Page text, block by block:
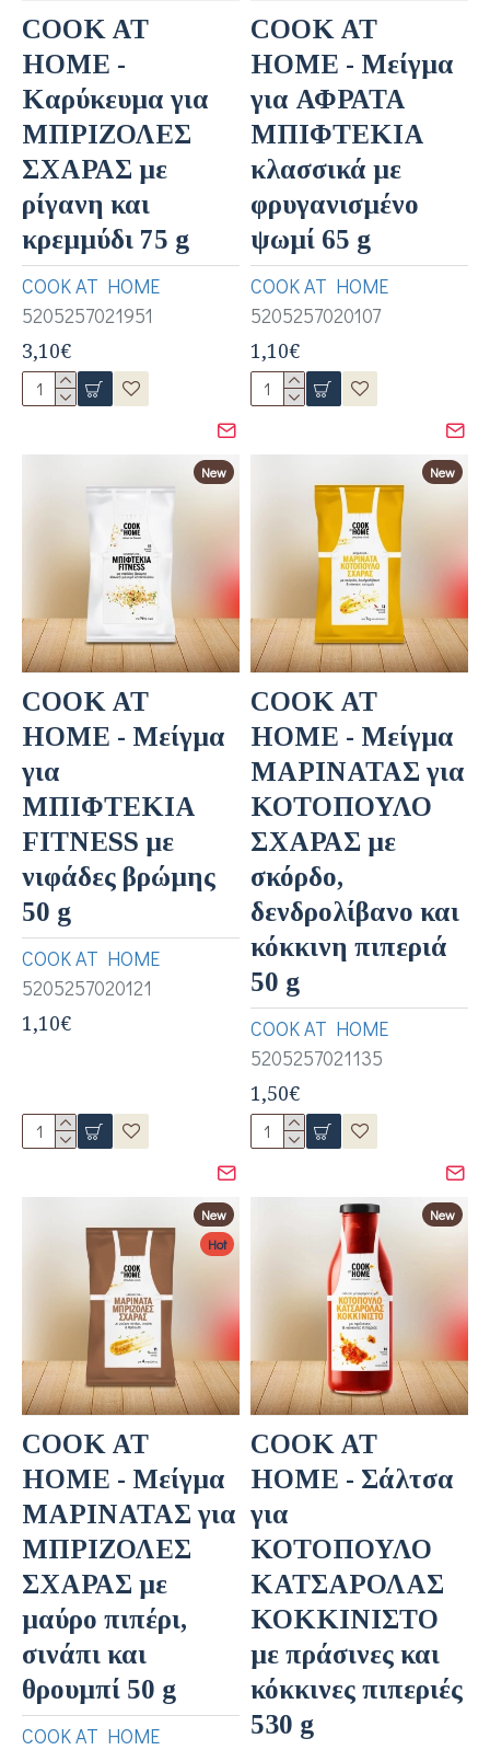
COOK AT HOME
5205257021951
COOK AT
HOME -
Καρύκευμα για
ΜΠΡΙΖΟΛΕΣ
ΣΧΑΡΑΣ με
ρίγανη και
κρεμμύδι 75 g
3,10€
COOK AT HOME
5205257020107
COOK AT
HOME - Μείγμα
για ΑΦΡΑΤΑ
ΜΠΙΦΤΕΚΙΑ
κλασσικά με
φρυγανισμένο
ψωμί 65 g
1,10€
New
COOK AT HOME
5205257020121
COOK AT
HOME - Μείγμα
για
ΜΠΙΦΤΕΚΙΑ
FITNESS με
νιφάδες βρώμης
50 g
1,10€
New
COOK AT HOME
5205257021135
COOK AT
HOME - Μείγμα
ΜΑΡΙΝΑΤΑΣ για
ΚΟΤΟΠΟΥΛΟ
ΣΧΑΡΑΣ με
σκόρδο,
δενδρολίβανο και
κόκκινη πιπεριά
50 g
1,50€
New
Hot
COOK AT HOME
COOK AT
HOME - Μείγμα
ΜΑΡΙΝΑΤΑΣ για
ΜΠΡΙΖΟΛΕΣ
ΣΧΑΡΑΣ με
μαύρο πιπέρι,
σινάπι και
θρουμπί 50 g
New
COOK AT
HOME - Σάλτσα
για
ΚΟΤΟΠΟΥΛΟ
ΚΑΤΣΑΡΟΛΑΣ
ΚΟΚΚΙΝΙΣΤΟ
με πράσινες και
κόκκινες πιπεριές
530 g